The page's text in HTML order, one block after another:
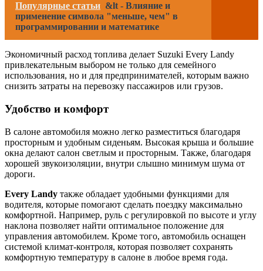
Популярные статьи &lt - Влияние и
применение символа "меньше, чем" в
программировании и математике
Экономичный расход топлива делает Suzuki Every Landy
привлекательным выбором не только для семейного
использования, но и для предпринимателей, которым важно
снизить затраты на перевозку пассажиров или грузов.
Удобство и комфорт
В салоне автомобиля можно легко разместиться благодаря
просторным и удобным сиденьям. Высокая крыша и большие
окна делают салон светлым и просторным. Также, благодаря
хорошей звукоизоляции, внутри слышно минимум шума от
дороги.
Every Landy также обладает удобными функциями для
водителя, которые помогают сделать поездку максимально
комфортной. Например, руль с регулировкой по высоте и углу
наклона позволяет найти оптимальное положение для
управления автомобилем. Кроме того, автомобиль оснащен
системой климат-контроля, которая позволяет сохранять
комфортную температуру в салоне в любое время года.